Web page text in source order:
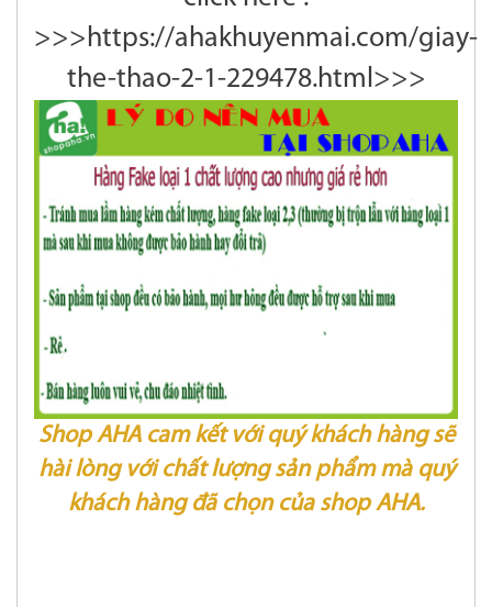
>>>https://ahakhuyenmai.com/giay-
the-thao-2-1-229478.html>>>
Shop AHA cam kết với quý khách hàng sẽ
hài lòng với chất lượng sản phẩm mà quý
khách hàng đã chọn của shop AHA.